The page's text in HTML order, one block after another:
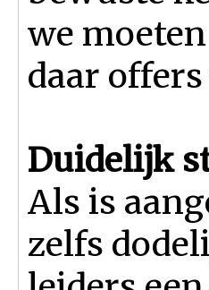
we
daar
Duidelijk
Als is
zelfs